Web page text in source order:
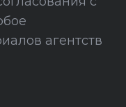
агентств